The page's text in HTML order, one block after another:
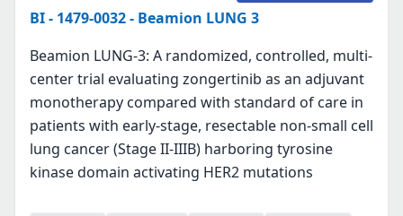
BI - 1479-0032 - Beamion LUNG 3
Beamion LUNG-3: A randomized, controlled, multi-
center trial evaluating zongertinib as an adjuvant
monotherapy compared with standard of care in
patients with early-stage, resectable non-small cell
lung cancer (Stage II-IIIB) harboring tyrosine
kinase domain activating HER2 mutations